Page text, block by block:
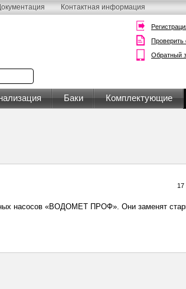
Контактная информация
Проверить
Обратный
Баки Комплектующие
насосов «ВОДОМЕТ ПРОФ». Они заменят